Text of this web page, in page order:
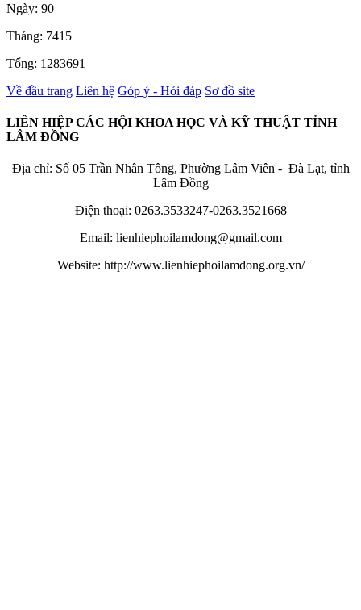
Ngày: 90
Tháng: 7415
Tổng: 1283691
Về đầu trang Liên hệ Góp ý - Hỏi đáp Sơ đồ site
LIÊN HIỆP CÁC HỘI KHOA HỌC VÀ KỸ THUẬT TỈNH
LÂM ĐỒNG
Địa chỉ: Số 05 Trần Nhân Tông, Phường Lâm Viên - Đà Lạt, tỉnh
Lâm Đồng
Điện thoại: 0263.3533247-0263.3521668
Email: lienhiephoilamdong@gmail.com
Website: http://www.lienhiephoilamdong.org.vn/